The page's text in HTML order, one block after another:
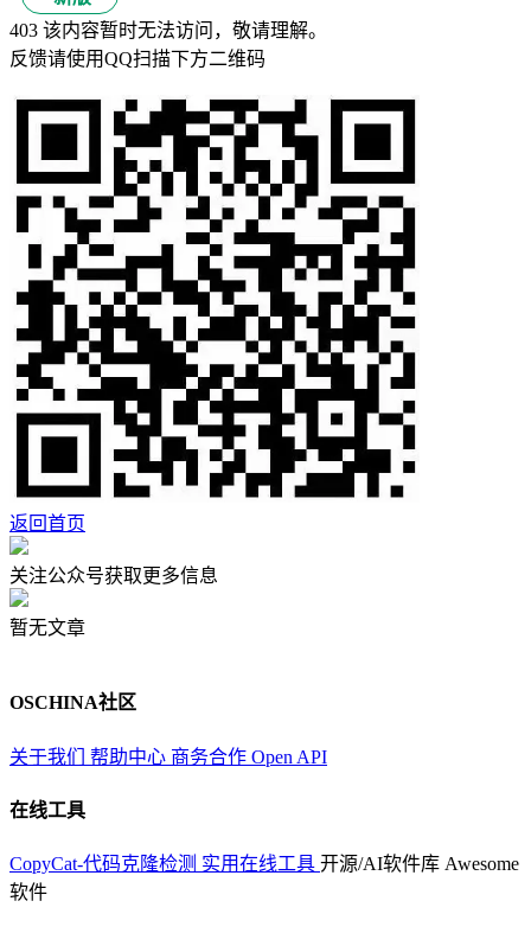
403 该内容暂时无法访问，敬请理解。
反馈请使用QQ扫描下方二维码
返回首页
关注公众号获取更多信息
暂无文章
OSCHINA社区
关于我们 帮助中心 商务合作 Open API
在线工具
CopyCat-代码克隆检测 实用在线工具 开源/AI软件库 Awesome
软件